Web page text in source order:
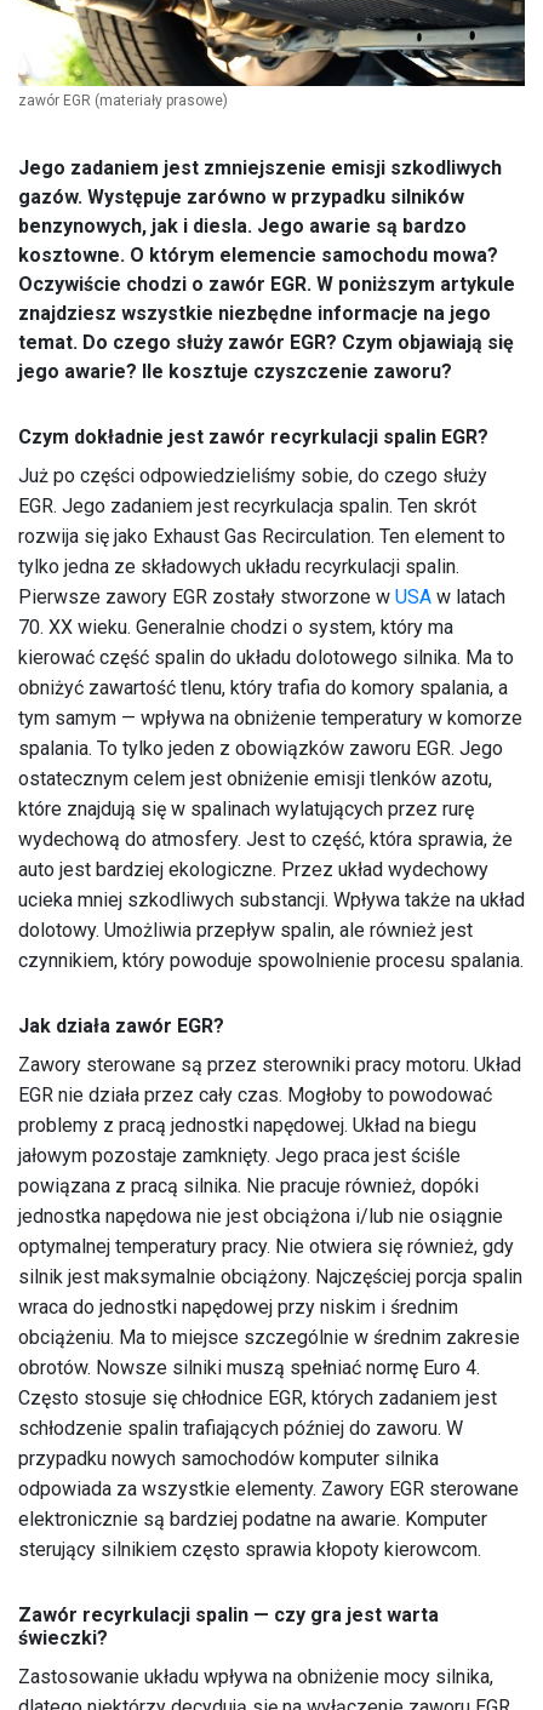
zawór EGR (materiały prasowe)
Jego zadaniem jest zmniejszenie emisji szkodliwych
gazów. Występuje zarówno w przypadku silników
benzynowych, jak i diesla. Jego awarie są bardzo
kosztowne. O którym elemencie samochodu mowa?
Oczywiście chodzi o zawór EGR. W poniższym artykule
znajdziesz wszystkie niezbędne informacje na jego
temat. Do czego służy zawór EGR? Czym objawiają się
jego awarie? Ile kosztuje czyszczenie zaworu?
Czym dokładnie jest zawór recyrkulacji spalin EGR?
Już po części odpowiedzieliśmy sobie, do czego służy
EGR. Jego zadaniem jest recyrkulacja spalin. Ten skrót
rozwija się jako Exhaust Gas Recirculation. Ten element to
tylko jedna ze składowych układu recyrkulacji spalin.
Pierwsze zawory EGR zostały stworzone w USA w latach
70. XX wieku. Generalnie chodzi o system, który ma
kierować część spalin do układu dolotowego silnika. Ma to
obniżyć zawartość tlenu, który trafia do komory spalania, a
tym samym — wpływa na obniżenie temperatury w komorze
spalania. To tylko jeden z obowiązków zaworu EGR. Jego
ostatecznym celem jest obniżenie emisji tlenków azotu,
które znajdują się w spalinach wylatujących przez rurę
wydechową do atmosfery. Jest to część, która sprawia, że
auto jest bardziej ekologiczne. Przez układ wydechowy
ucieka mniej szkodliwych substancji. Wpływa także na układ
dolotowy. Umożliwia przepływ spalin, ale również jest
czynnikiem, który powoduje spowolnienie procesu spalania.
Jak działa zawór EGR?
Zawory sterowane są przez sterowniki pracy motoru. Układ
EGR nie działa przez cały czas. Mogłoby to powodować
problemy z pracą jednostki napędowej. Układ na biegu
jałowym pozostaje zamknięty. Jego praca jest ściśle
powiązana z pracą silnika. Nie pracuje również, dopóki
jednostka napędowa nie jest obciążona i/lub nie osiągnie
optymalnej temperatury pracy. Nie otwiera się również, gdy
silnik jest maksymalnie obciążony. Najczęściej porcja spalin
wraca do jednostki napędowej przy niskim i średnim
obciążeniu. Ma to miejsce szczególnie w średnim zakresie
obrotów. Nowsze silniki muszą spełniać normę Euro 4.
Często stosuje się chłodnice EGR, których zadaniem jest
schłodzenie spalin trafiających później do zaworu. W
przypadku nowych samochodów komputer silnika
odpowiada za wszystkie elementy. Zawory EGR sterowane
elektronicznie są bardziej podatne na awarie. Komputer
sterujący silnikiem często sprawia kłopoty kierowcom.
Zawór recyrkulacji spalin — czy gra jest warta
świeczki?
Zastosowanie układu wpływa na obniżenie mocy silnika,